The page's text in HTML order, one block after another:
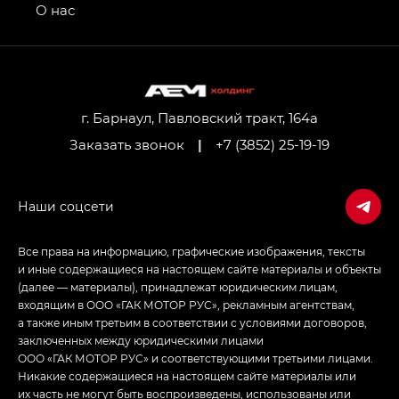
привод — GB AWD, Джи Эль Полный привод —
Джи Икс ПРЕМИУМ — GX PREMIUM, ЛАУНЖ —
LOUNGE
Empow — Эмпау (Empow) в комплектации
г. Барнаул, Павловский тракт, 164а
Заказать звонок
| +7 (3852) 25-19-19
О нас
Все права на информацию, графические изображения, тексты
и иные содержащиеся на настоящем сайте материалы и объекты
(далее — материалы), принадлежат юридическим лицам,
входящим в ООО «ГАК МОТОР РУС», рекламным агентствам,
а также иным третьим в соответствии с условиями договоров,
заключенных между юридическими лицами
ООО «ГАК МОТОР РУС» и соответствующими третьими лицами.
Никакие содержащиеся на настоящем сайте материалы или
их часть не могут быть воспроизведены, использованы или